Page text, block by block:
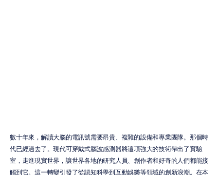
數十年來，解讀大腦的電訊號需要昂貴、複雜的設備和專業團隊。那個時
代已經過去了。現代可穿戴式腦波感測器將這項強大的技術帶出了實驗
室，走進現實世界，讓世界各地的研究人員、創作者和好奇的人們都能接
觸到它。這一轉變引發了從認知科學到互動娛樂等領域的創新浪潮。在本